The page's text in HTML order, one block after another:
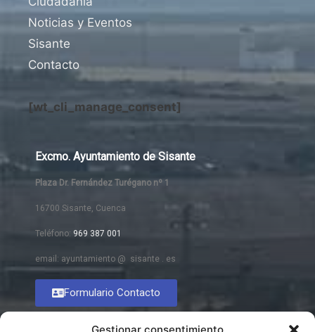
Noticias y Eventos
Sisante
Contacto
[wt_cli_manage_consent]
Excmo. Ayuntamiento de Sisante
Plaza Dr. Fernández Turégano nº 1
16700 Sisante, Cuenca
Teléfono: 969 387 001
email: ayuntamiento @ sisante . es
Formulario Contacto